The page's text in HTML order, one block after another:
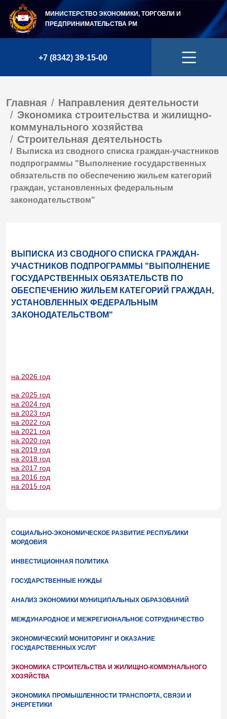
МИНИСТЕРСТВО ЭКОНОМИКИ, ТОРГОВЛИ И
ПРЕДПРИНИМАТЕЛЬСТВА РМ
+7 (8342) 39-15-00
Главная
Направления деятельности
Экономика строительства и жилищно-
коммунального хозяйства
Строительная деятельность
Выписка из сводного списка граждан-участников
подпрограммы "Выполнение государственных
обязательств по обеспечению жильем категорий
граждан, установленных федеральным
законодательством"
СОЦИАЛЬНО-ЭКОНОМИЧЕСКОЕ РАЗВИТИЕ РЕСПУБЛИКИ
МОРДОВИЯ
ИНВЕСТИЦИОННАЯ ПОЛИТИКА
ГОСУДАРСТВЕННЫЕ НУЖДЫ
АНАЛИЗ ЭКОНОМИКИ МУНИЦИПАЛЬНЫХ ОБРАЗОВАНИЙ
МЕЖДУНАРОДНОЕ И МЕЖРЕГИОНАЛЬНОЕ СОТРУДНИЧЕСТВО
ЭКОНОМИЧЕСКИЙ МОНИТОРИНГ И ОКАЗАНИЕ
ГОСУДАРСТВЕННЫХ УСЛУГ
ЭКОНОМИКА СТРОИТЕЛЬСТВА И ЖИЛИЩНО-КОММУНАЛЬНОГО
ХОЗЯЙСТВА
ЭКОНОМИКА ПРОМЫШЛЕННОСТИ ТРАНСПОРТА, СВЯЗИ И
ЭНЕРГЕТИКИ
ВЫПИСКА ИЗ СВОДНОГО СПИСКА ГРАЖДАН-
УЧАСТНИКОВ ПОДПРОГРАММЫ "ВЫПОЛНЕНИЕ
ГОСУДАРСТВЕННЫХ ОБЯЗАТЕЛЬСТВ ПО
ОБЕСПЕЧЕНИЮ ЖИЛЬЕМ КАТЕГОРИЙ ГРАЖДАН,
УСТАНОВЛЕННЫХ ФЕДЕРАЛЬНЫМ
ЗАКОНОДАТЕЛЬСТВОМ"
на 2026 год
на 2025 год
на 2024 год
на 2023 год
на 2022 год
на 2021 год
на 2020 год
на 2019 год
на 2018 год
на 2017 год
на 2016 год
на 2015 год